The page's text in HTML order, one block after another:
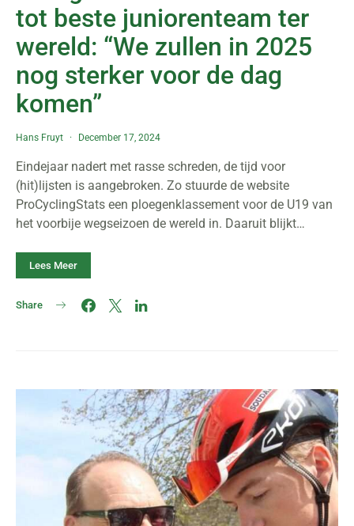
tot beste juniorenteam ter
wereld: “We zullen in 2025
nog sterker voor de dag
komen”
Hans Fruyt December 17, 2024
Eindejaar nadert met rasse schreden, de tijd voor
(hit)lijsten is aangebroken. Zo stuurde de website
ProCyclingStats een ploegenklassement voor de U19 van
het voorbije wegseizoen de wereld in. Daaruit blijkt…
Lees Meer
Share